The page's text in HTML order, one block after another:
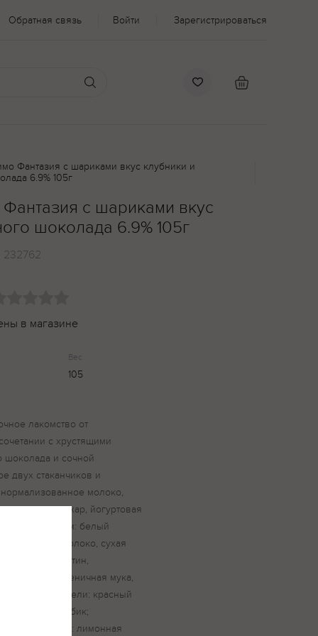
Обратная связь Войти Зарегистрироваться
Фантазия с шариками вкус клубники и
6.9% 105г
с шариками вкус
шоколада 6.9% 105г
232762
в магазине
Вес
105
лакомство от
с хрустящими
шоколада и сочной
двух стаканчиков и
нормализованное молоко,
молока, сахар, йогуртовая
вкусом: белый
цельное молоко, сухая
соевый лецитин,
(рис, пшеничная мука,
соль); красители: красный
гуммиарабик;
кислотности: лимонная